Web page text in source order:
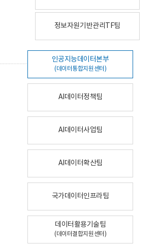
정보자원기반관리TF팀
인공지능데이터본부
(데이터통합지원센터)
AI데이터정책팀
AI데이터사업팀
AI데이터확산팀
국가데이터인프라팀
데이터활용기술팀
(데이터결합지원센터)